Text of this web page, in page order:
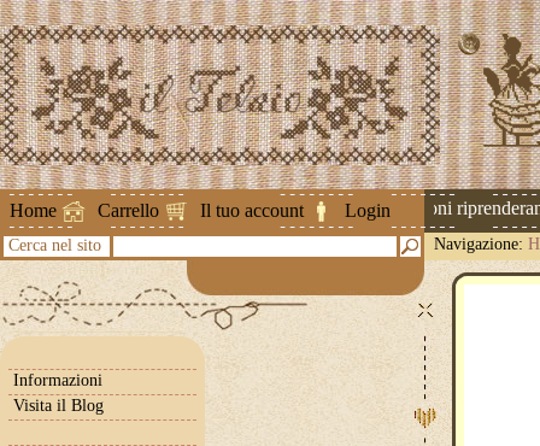
Home Carrello Il tuo account Login
Attenzione ! Le spedizioni
Cerca nel sito Navigazione:
Informazioni
Visita il Blog